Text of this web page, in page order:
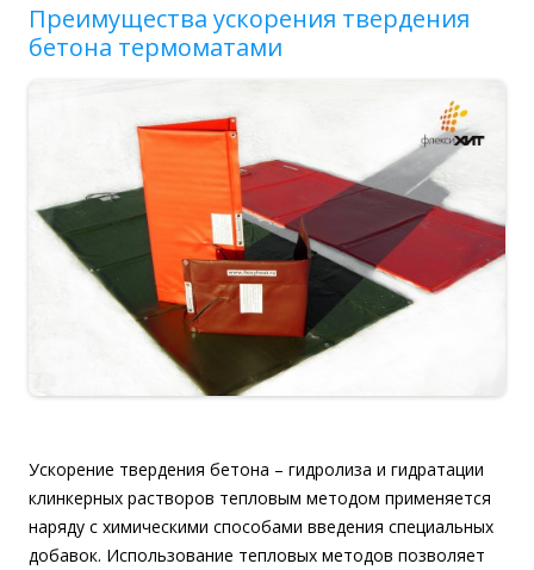
Преимущества ускорения твердения
бетона термоматами
Ускорение твердения бетона – гидролиза и гидратации
клинкерных растворов тепловым методом применяется
наряду с химическими способами введения специальных
добавок. Использование тепловых методов позволяет